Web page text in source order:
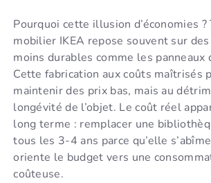
Pourquoi cette illusion d’économies ?
mobilier IKEA repose souvent sur
moins durables comme les panneaux
Cette fabrication aux coûts maîtrisés
maintenir des prix bas, mais au
longévité de l’objet. Le coût réel
long terme : remplacer une
tous les 3-4 ans parce qu’elle
oriente le budget vers une
coûteuse.